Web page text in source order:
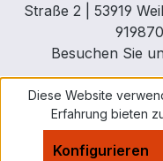
Straße 2 | 53919
Besuchen Sie
Diese Website
Erfahrung bieten
Konfigurieren